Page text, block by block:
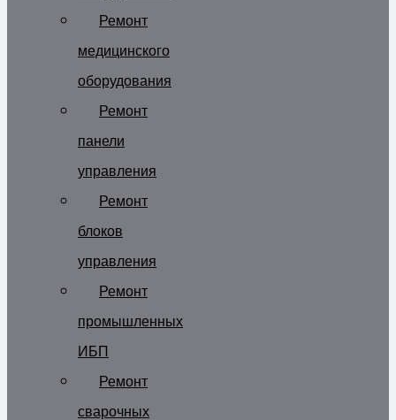
Ремонт
медицинского
оборудования
Ремонт
панели
управления
Ремонт
блоков
управления
Ремонт
промышленных
ИБП
Ремонт
сварочных